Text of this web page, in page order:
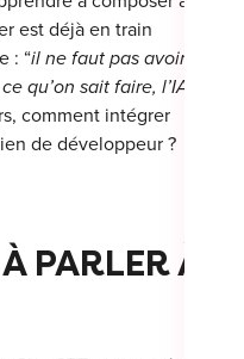
est déjà en train
: “il ne faut pas avoir
qu’on sait faire, l’IA ne
comment intégrer
de développeur ?
PARLER À